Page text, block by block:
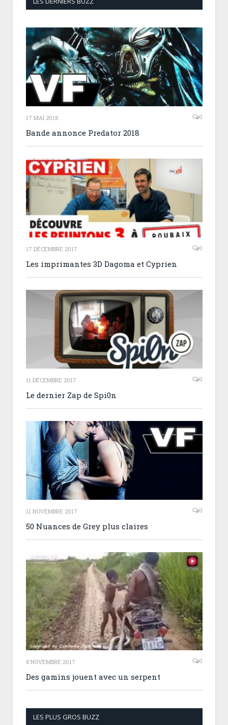
17 MAI 2018 0
Bande annonce Predator 2018
17 DÉCEMBRE 2017 0
Les imprimantes 3D Dagoma et Cyprien
11 DÉCEMBRE 2017 0
Le dernier Zap de Spi0n
11 NOVEMBRE 2017 0
50 Nuances de Grey plus claires
8 NOVEMBRE 2017 0
Des gamins jouent avec un serpent
LES PLUS GROS BUZZ